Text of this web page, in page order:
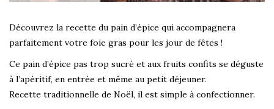
Découvrez la recette du pain d’épice qui accompagnera
parfaitement votre foie gras pour les jour de fêtes !
Ce pain d’épice pas trop sucré et aux fruits confits se déguste
à l’apéritif, en entrée et même au petit déjeuner.
Recette traditionnelle de Noël, il est simple à confectionner.